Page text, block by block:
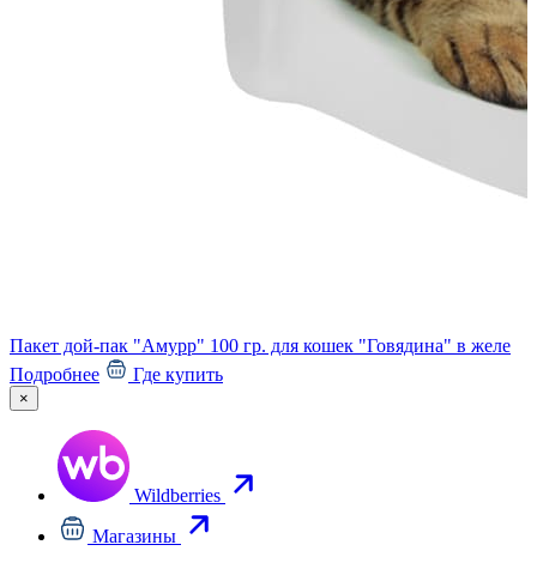
Пакет дой-пак "Амурр" 100 гр. для кошек "Говядина" в желе
Подробнее
Где купить
×
Wildberries
Магазины